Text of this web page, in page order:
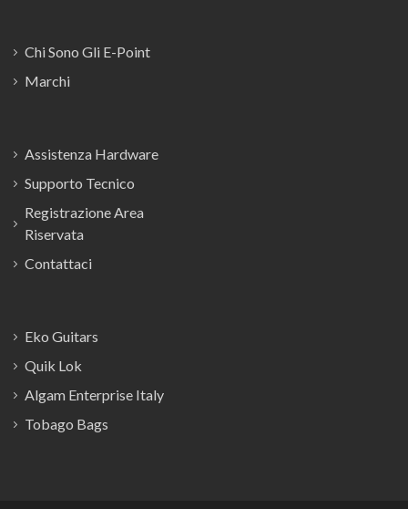
Chi Sono Gli E-Point
Marchi
Assistenza Hardware
Supporto Tecnico
Registrazione Area
Riservata
Contattaci
Eko Guitars
Quik Lok
Algam Enterprise Italy
Tobago Bags